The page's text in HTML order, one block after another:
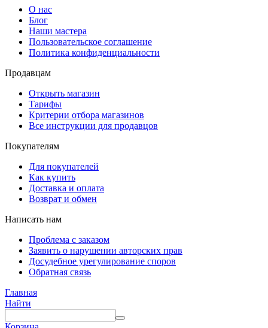
О нас
Блог
Наши мастера
Пользовательское соглашение
Политика конфиденциальности
Продавцам
Открыть магазин
Тарифы
Критерии отбора магазинов
Все инструкции для продавцов
Покупателям
Для покупателей
Как купить
Доставка и оплата
Возврат и обмен
Написать нам
Проблема с заказом
Заявить о нарушении авторских прав
Досудебное урегулирование споров
Обратная связь
Главная
Найти